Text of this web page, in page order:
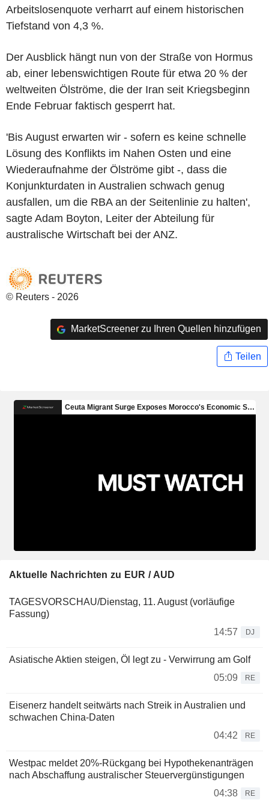
Arbeitslosenquote verharrt auf einem historischen
Tiefstand von 4,3 %.
Der Ausblick hängt nun von der Straße von Hormus
ab, einer lebenswichtigen Route für etwa 20 % der
weltweiten Ölströme, die der Iran seit Kriegsbeginn
Ende Februar faktisch gesperrt hat.
'Bis August erwarten wir - sofern es keine schnelle
Lösung des Konflikts im Nahen Osten und eine
Wiederaufnahme der Ölströme gibt -, dass die
Konjunkturdaten in Australien schwach genug
ausfallen, um die RBA an der Seitenlinie zu halten',
sagte Adam Boyton, Leiter der Abteilung für
australische Wirtschaft bei der ANZ.
© Reuters - 2026
MarketScreener zu Ihren Quellen hinzufügen
Teilen
Aktuelle Nachrichten zu EUR / AUD
TAGESVORSCHAU/Dienstag, 11. August (vorläufige
Fassung)
14:57
DJ
Asiatische Aktien steigen, Öl legt zu - Verwirrung am Golf
05:09
RE
Eisenerz handelt seitwärts nach Streik in Australien und
schwachen China-Daten
04:42
RE
Westpac meldet 20%-Rückgang bei Hypothekenanträgen
nach Abschaffung australischer Steuervergünstigungen
04:38
RE